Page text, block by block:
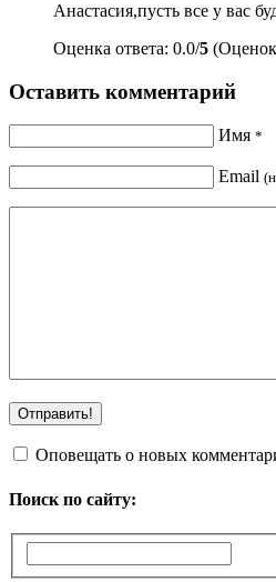
Анастасия,пусть все у вас
Оценка ответа: 0.0/5
Оставить комментарий
Имя *
Email
Оповещать о новых
Поиск по сайту: